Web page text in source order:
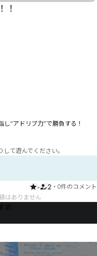
！
“アドリブ力”で勝負する！
て遊んでください。
- 2 ・ 0件のコメント
はありません
め